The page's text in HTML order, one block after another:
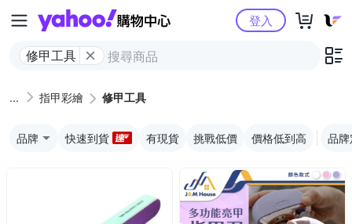
Yahoo購物中心
修甲工具
登入
指甲彩繪 修甲工具
品牌 快速到貨 有現貨 挑戰低價 價格低到高 品